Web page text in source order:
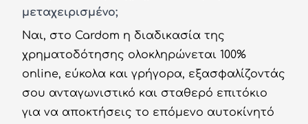
μεταχειρισμένο;
Ναι, στο Cardom η διαδικασία της
χρηματοδότησης ολοκληρώνεται 100%
online, εύκολα και γρήγορα, εξασφαλίζοντάς
σου ανταγωνιστικό και σταθερό επιτόκιο
για να αποκτήσεις το επόμενο αυτοκίνητό